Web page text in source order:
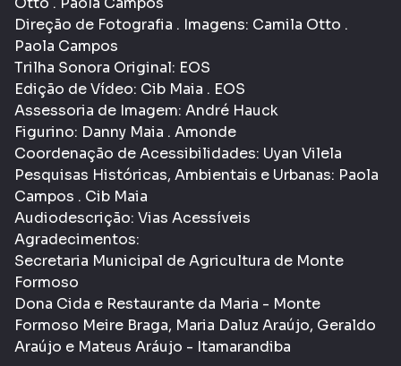
Direção de Fotografia . Imagens: Camila Otto .
Paola Campos
Trilha Sonora Original: EOS
Edição de Vídeo: Cib Maia . EOS
Assessoria de Imagem: André Hauck
Figurino: Danny Maia . Amonde
Coordenação de Acessibilidades: Uyan Vilela
Pesquisas Históricas, Ambientais e Urbanas: Paola
Campos . Cib Maia
Audiodescrição: Vias Acessíveis
Agradecimentos:
Secretaria Municipal de Agricultura de Monte
Formoso
Dona Cida e Restaurante da Maria - Monte
Formoso Meire Braga, Maria Daluz Araújo, Geraldo
Araújo e Mateus Aráujo - Itamarandiba